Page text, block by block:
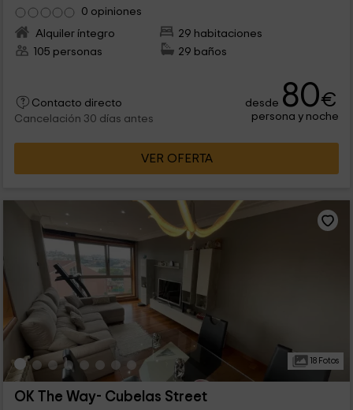
0 opiniones
Alquiler íntegro
29 habitaciones
105 personas
29 baños
Contacto directo
Cancelación 30 días antes
desde 80€
persona y noche
VER OFERTA
18 Fotos
OK The Way- Cubelas Street